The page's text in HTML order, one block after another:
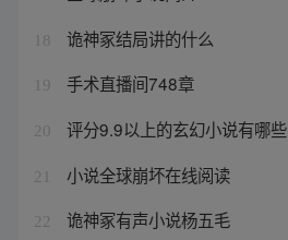
18 诡神冢结局讲的什么
19 手术直播间748章
20 评分9.9以上的玄幻小说有哪些
21 小说全球崩坏在线阅读
22 诡神冢有声小说杨五毛